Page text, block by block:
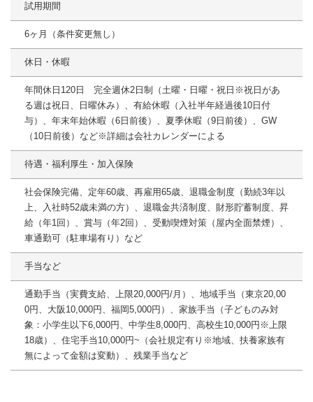
試用期間
6ヶ月（条件変更無し）
休日・休暇
年間休日120日 完全週休2日制（土曜・日曜・祝日※祝日があ
る週は祝日、日曜休み）、有給休暇（入社半年経過後10日付
与）、年末年始休暇（6日前後）、夏季休暇（9日前後）、GW
（10日前後）など※詳細は会社カレンダーによる
待遇・福利厚生・加入保険
社会保険完備、定年60歳、再雇用65歳、退職金制度（勤続3年以
上、入社時52歳未満の方）、退職金共済制度、財形貯蓄制度、昇
給（年1回）、賞与（年2回）、受動喫煙対策（屋内全面禁煙）、
車通勤可（駐車場有り）など
手当など
通勤手当（実費支給、上限20,000円/月）、地域手当（東京20,00
0円、大阪10,000円、福岡5,000円）、家族手当（子どものみ対
象：小学生以下6,000円、中学生8,000円、高校生10,000円※上限
18歳）、住宅手当10,000円~（会社規定有り※地域、扶養家族有
無によって金額は変動）、残業手当など